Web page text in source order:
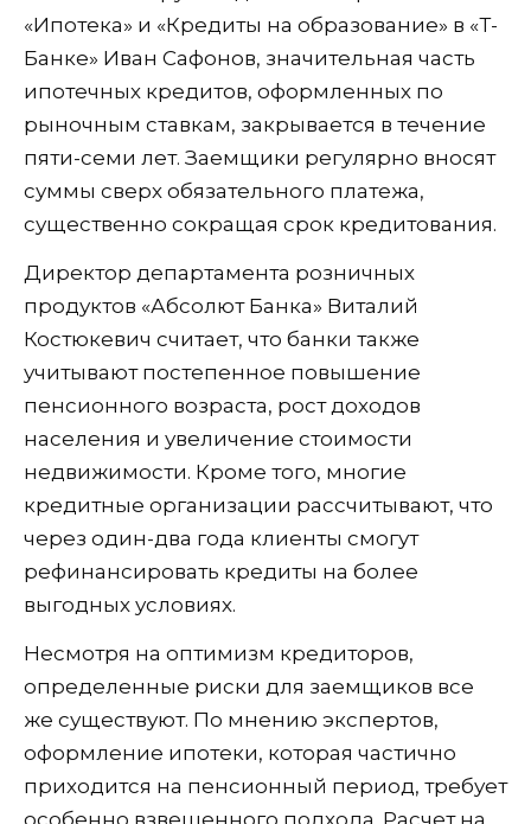
«Ипотека» и «Кредиты на образование» в «Т-
Банке» Иван Сафонов, значительная часть
ипотечных кредитов, оформленных по
рыночным ставкам, закрывается в течение
пяти-семи лет. Заемщики регулярно вносят
суммы сверх обязательного платежа,
существенно сокращая срок кредитования.
Директор департамента розничных
продуктов «Абсолют Банка» Виталий
Костюкевич считает, что банки также
учитывают постепенное повышение
пенсионного возраста, рост доходов
населения и увеличение стоимости
недвижимости. Кроме того, многие
кредитные организации рассчитывают, что
через один-два года клиенты смогут
рефинансировать кредиты на более
выгодных условиях.
Несмотря на оптимизм кредиторов,
определенные риски для заемщиков все
же существуют. По мнению экспертов,
оформление ипотеки, которая частично
приходится на пенсионный период, требует